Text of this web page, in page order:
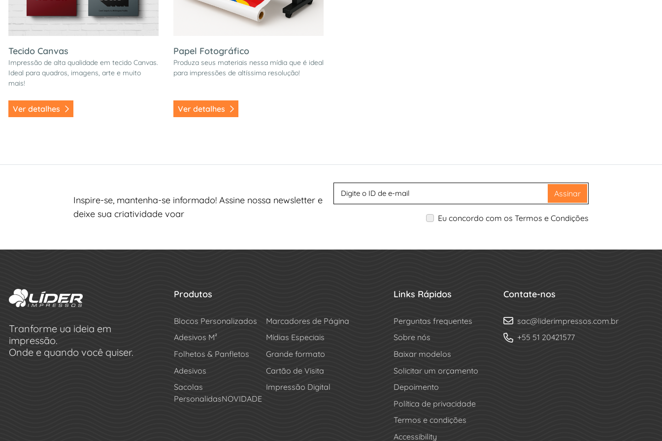
Tecido Canvas
Impressão de alta qualidade em tecido Canvas.
Ideal para quadros, imagens, arte e muito
mais!
Ver detalhes
Papel Fotográfico
Produza seus materiais nessa mídia que é ideal
para impressões de altíssima resolução!
Ver detalhes
Inspire-se, mantenha-se informado! Assine nossa newsletter e
deixe sua criatividade voar
Assinar
Eu concordo com os Termos e Condições
Tranforme ua ideia em
impressão.
Onde e quando você quiser.
Produtos
Blocos Personalizados
Marcadores de Página
Adesivos M²
Mídias Especiais
Folhetos & Panfletos
Grande formato
Adesivos
Cartão de Visita
Sacolas
PersonalidasNOVIDADE
Impressão Digital
Links Rápidos
Perguntas frequentes
Sobre nós
Baixar modelos
Solicitar um orçamento
Depoimento
Política de privacidade
Termos e condições
Accessibility
Contate-nos
sac@liderimpressos.com.br
+55 51 20421577